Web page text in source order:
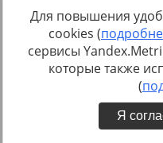
Источник:https://
inostrannyih-agentov-22-
Для повышения
cookies (
сервисы
которые также
(
Я